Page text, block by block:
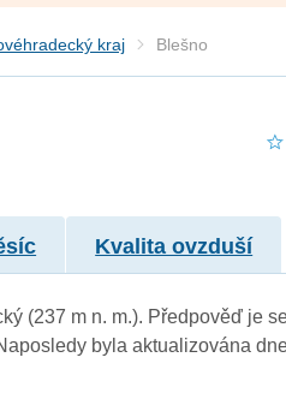
kraj Blešno
Kvalita ovzduší
(237 m n. m.). Předpověď je
byla aktualizována